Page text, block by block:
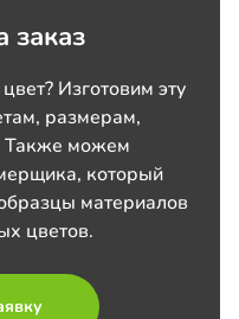
заказ
Изготовим эту
размерам,
Также можем
который
материалов
цветов.